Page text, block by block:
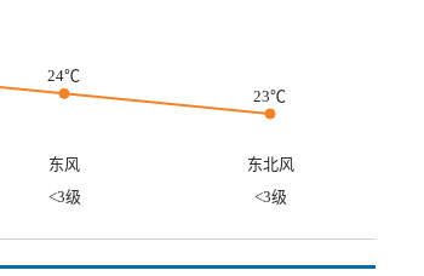
24℃
23℃
东风
东北风
<3级 <3级